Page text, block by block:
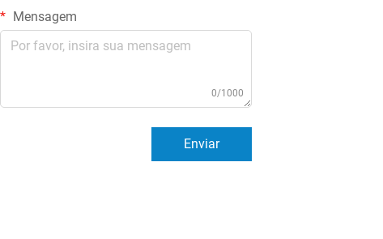
Mensagem
0/1000
Enviar